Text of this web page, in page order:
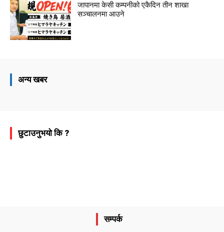
जापानमा केसी कम्पनीको एकैदिन तीन शाखा
सञ्चालनमा आउने
अन्य खबर
छुटाउनुभयो कि ?
सम्पर्क